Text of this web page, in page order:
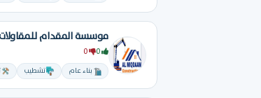
موسسة المقدام
بناء عام تشطيب